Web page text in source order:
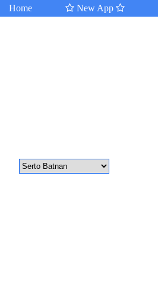
Home New App